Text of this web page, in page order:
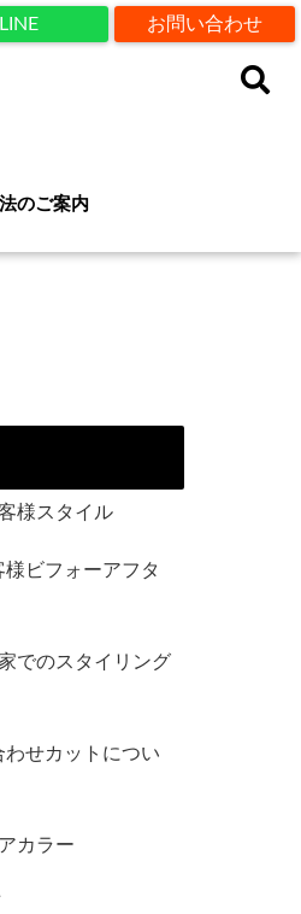
お問い合わせ
LINE
のご案内
様スタイル
ビフォーアフタ
でのスタイリング
わせカットについ
カラー